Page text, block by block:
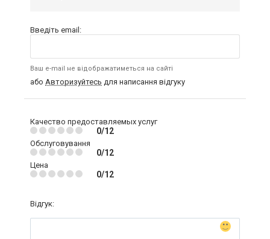
Введіть email:
Ваш e-mail не відображатиметься на сайті
або Авторизуйтесь для написання відгуку
Качество предоставляемых услуг
0/12
Обслуговування
0/12
Цена
0/12
Відгук: